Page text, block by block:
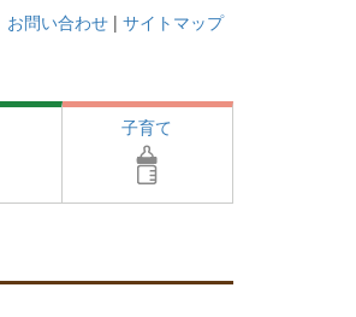
お問い合わせ | サイトマップ
子育て